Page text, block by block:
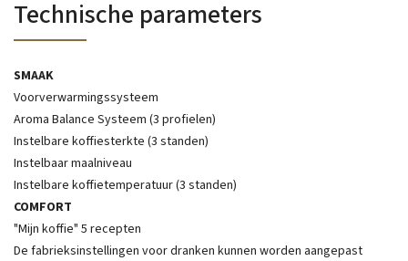
Technische parameters
SMAAK
Voorverwarmingssysteem
Aroma Balance Systeem (3 profielen)
Instelbare koffiesterkte (3 standen)
Instelbaar maalniveau
Instelbare koffietemperatuur (3 standen)
COMFORT
"Mijn koffie" 5 recepten
De fabrieksinstellingen voor dranken kunnen worden aangepast